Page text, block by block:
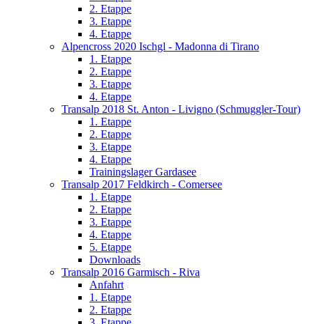
2. Etappe
3. Etappe
4. Etappe
Alpencross 2020 Ischgl - Madonna di Tirano
1. Etappe
2. Etappe
3. Etappe
4. Etappe
Transalp 2018 St. Anton - Livigno (Schmuggler-Tour)
1. Etappe
2. Etappe
3. Etappe
4. Etappe
Trainingslager Gardasee
Transalp 2017 Feldkirch - Comersee
1. Etappe
2. Etappe
3. Etappe
4. Etappe
5. Etappe
Downloads
Transalp 2016 Garmisch - Riva
Anfahrt
1. Etappe
2. Etappe